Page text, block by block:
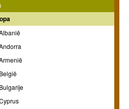
België
Bulgarije